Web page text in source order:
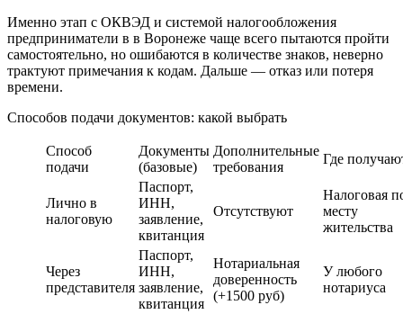
Именно этап с ОКВЭД и системой налогообложения
предприниматели в в Воронеже чаще всего пытаются пройти
самостоятельно, но ошибаются в количестве знаков, неверно
трактуют примечания к кодам. Дальше — отказ или потеря
времени.
Способов подачи документов: какой выбрать
Способ
подачи
Документы
(базовые)
Дополнительные
требования
Где
Лично в
налоговую
Паспорт,
ИНН,
заявление,
квитанция
Отсутствуют
Налоговая
месту
жительства
Через
представителя
Паспорт,
ИНН,
заявление,
квитанция
Нотариальная
доверенность
(+1500 руб)
У любого
нотариуса